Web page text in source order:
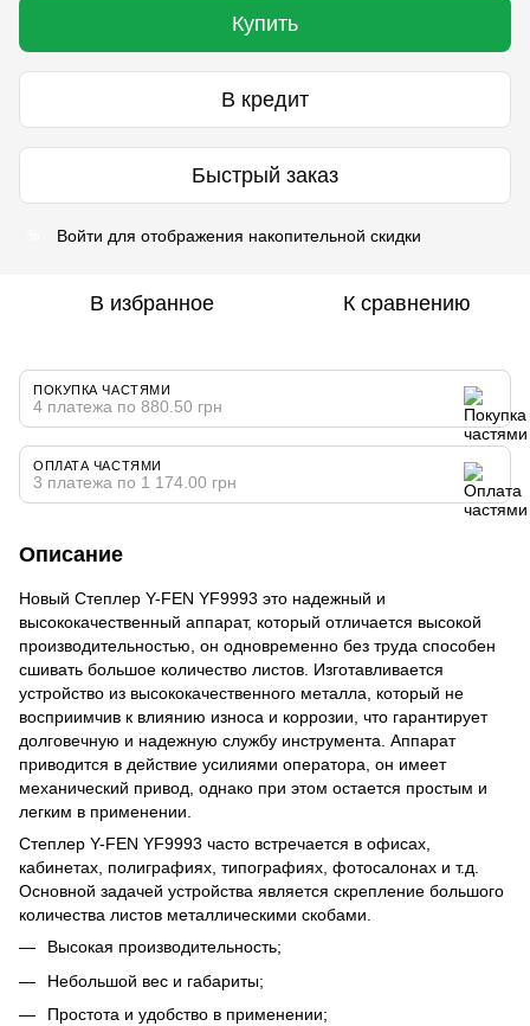
Купить
В кредит
Быстрый заказ
Войти для отображения накопительной скидки
В избранное К сравнению
ПОКУПКА ЧАСТЯМИ
4 платежа по 880.50 грн
ОПЛАТА ЧАСТЯМИ
3 платежа по 1 174.00 грн
Описание
Новый Степлер Y-FEN YF9993 это надежный и
высококачественный аппарат, который отличается высокой
производительностью, он одновременно без труда способен
сшивать большое количество листов. Изготавливается
устройство из высококачественного металла, который не
восприимчив к влиянию износа и коррозии, что гарантирует
долговечную и надежную службу инструмента. Аппарат
приводится в действие усилиями оператора, он имеет
механический привод, однако при этом остается простым и
легким в применении.
Степлер Y-FEN YF9993 часто встречается в офисах,
кабинетах, полиграфиях, типографиях, фотосалонах и т.д.
Основной задачей устройства является скрепление большого
количества листов металлическими скобами.
Высокая производительность;
Небольшой вес и габариты;
Простота и удобство в применении;